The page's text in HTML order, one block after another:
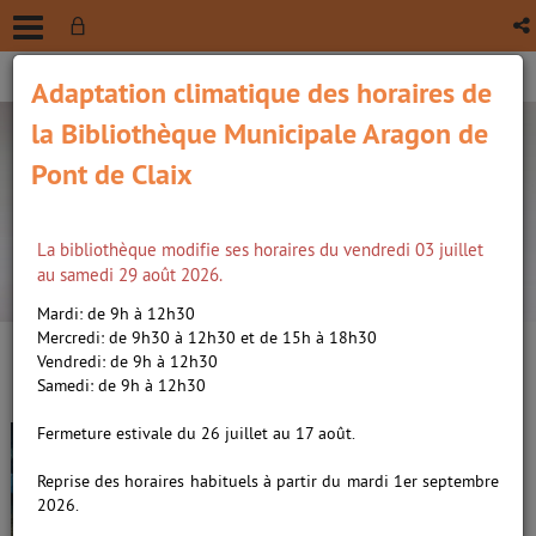
recherche avancée
Les Géants 09
Karvan /Lylian (1975-....).
Adaptation climatique des horaires de
la Bibliothèque Municipale Aragon de
Pont de Claix
La bibliothèque modifie ses horaires du vendredi 03 juillet
au samedi 29 août 2026.
Mardi: de 9h à 12h30
Mercredi: de 9h30 à 12h30 et de 15h à 18h30
Vendredi: de 9h à 12h30
Samedi: de 9h à 12h30
Fermeture estivale du 26 juillet au 17 août.
Reprise des horaires habituels à partir du mardi 1er septembre
2026.